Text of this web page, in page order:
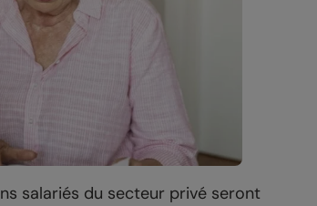
salariés du secteur privé seront